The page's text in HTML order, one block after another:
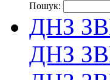
Пошук:
ДНЗ
ДНЗ